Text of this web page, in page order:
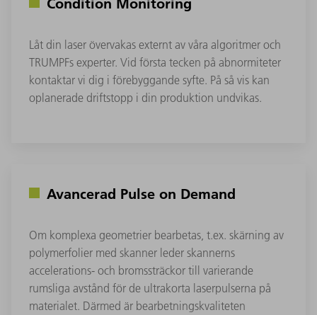
Låt din laser övervakas externt av våra algoritmer och
TRUMPFs experter. Vid första tecken på abnormiteter
kontaktar vi dig i förebyggande syfte. På så vis kan
oplanerade driftstopp i din produktion undvikas.
Avancerad Pulse on Demand
Om komplexa geometrier bearbetas, t.ex. skärning av
polymerfolier med skanner leder skannerns
accelerations- och bromssträckor till varierande
rumsliga avstånd för de ultrakorta laserpulserna på
materialet. Därmed är bearbetningskvaliteten